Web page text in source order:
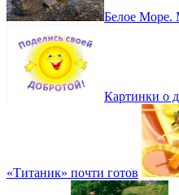
Белое Море.
Картинки о
«Титаник» почти готов